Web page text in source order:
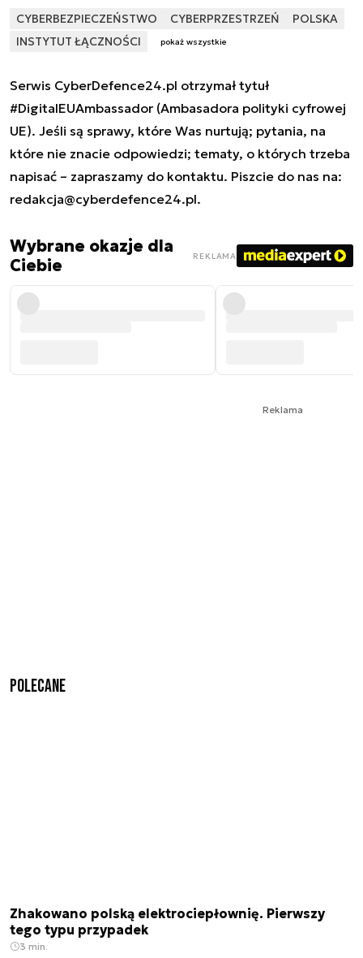
CYBERBEZPIECZEŃSTWO CYBERPRZESTRZEŃ
POLSKA
INSTYTUT ŁĄCZNOŚCI
pokaż wszystkie
Serwis CyberDefence24.pl otrzymał tytuł
#DigitalEUAmbassador (Ambasadora polityki cyfrowej
UE). Jeśli są sprawy, które Was nurtują; pytania, na
które nie znacie odpowiedzi; tematy, o których trzeba
napisać – zapraszamy do kontaktu. Piszcie do nas na:
redakcja@cyberdefence24.pl.
Wybrane okazje dla
Ciebie
REKLAMA
Reklama
Polecane
Zhakowano polską elektrociepłownię. Pierwszy
tego typu przypadek
3 min.